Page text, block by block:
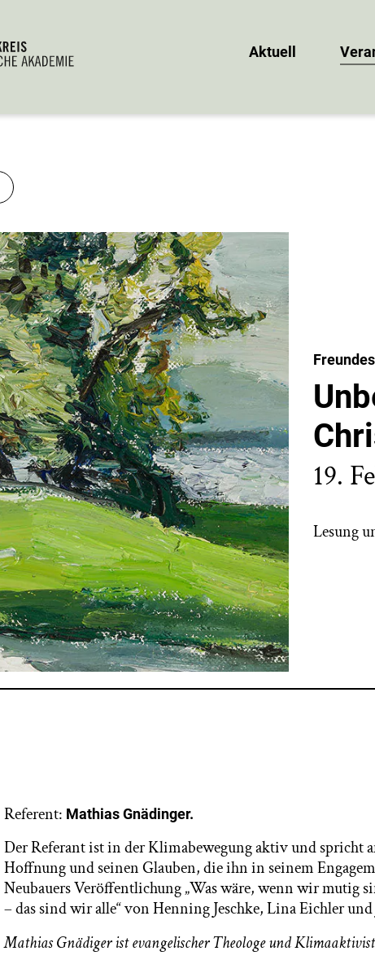
Aktuell
19.
Lesung
Referent: Mathias Gnädinger.
Der Referant ist in der Klimabewegung aktiv und spricht
Hoffnung und seinen Glauben, die ihn in seinem
Neubauers Veröffentlichung „Was wäre, wenn wir mutig
– das sind wir alle“ von Henning Jeschke, Lina Eichler
Mathias Gnädiger ist evangelischer Theologe und